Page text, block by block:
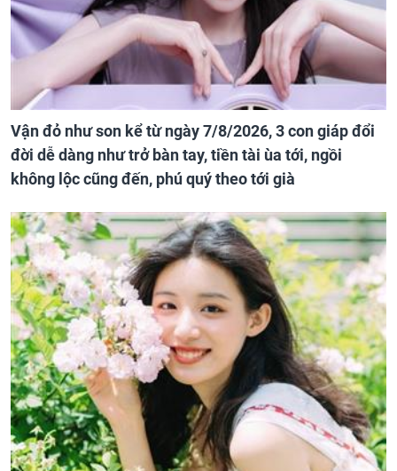
Vận đỏ như son kể từ ngày 7/8/2026, 3 con giáp đổi
đời dễ dàng như trở bàn tay, tiền tài ùa tới, ngồi
không lộc cũng đến, phú quý theo tới già